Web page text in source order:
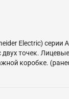
Electric)
точек.
коробке.